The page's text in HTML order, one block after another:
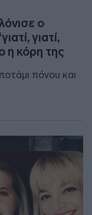
ο
γιατί,
η κόρη της
πόνου και